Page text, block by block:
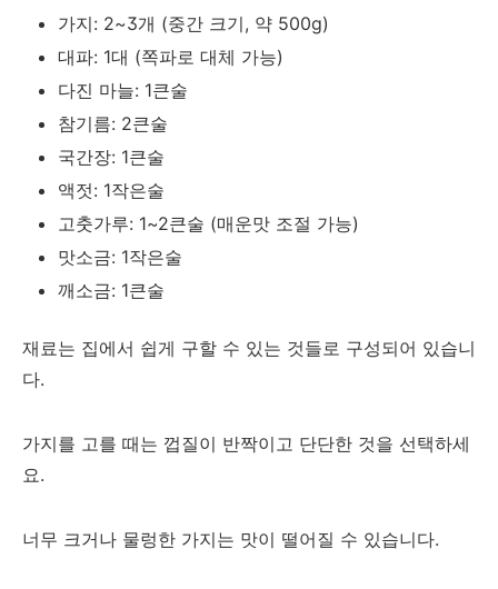
가지: 2~3개 (중간 크기, 약 500g)
대파: 1대 (쪽파로 대체 가능)
다진 마늘: 1큰술
참기름: 2큰술
국간장: 1큰술
액젓: 1작은술
고춧가루: 1~2큰술 (매운맛 조절 가능)
맛소금: 1작은술
깨소금: 1큰술
재료는 집에서 쉽게 구할 수 있는 것들로 구성되어 있습니
다.
가지를 고를 때는 껍질이 반짝이고 단단한 것을 선택하세
요.
너무 크거나 물렁한 가지는 맛이 떨어질 수 있습니다.